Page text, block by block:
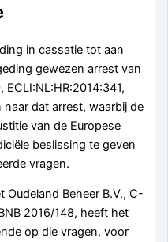
in cassatie tot aan
gewezen arrest van
dat arrest, waarbij de
van de Europese
beslissing te geven
vragen.
Oudeland Beheer B.V., C-
2016/148, heeft het
op die vragen, voor